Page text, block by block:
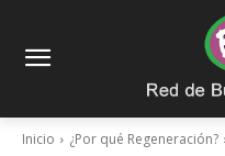
Inicio ¿Por qué Regeneración?